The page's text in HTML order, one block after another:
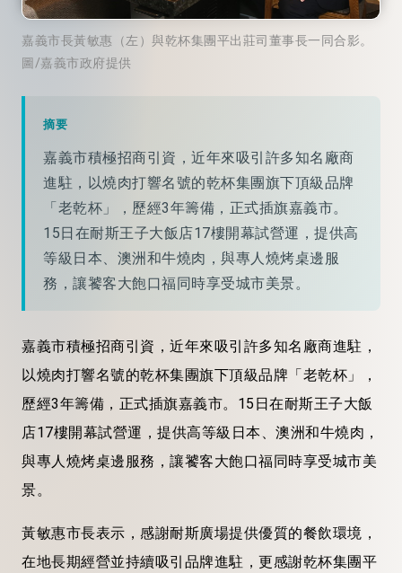
嘉義市長黃敏惠（左）與乾杯集團平出莊司董事長一同合影。
圖/嘉義市政府提供
摘要
嘉義市積極招商引資，近年來吸引許多知名廠商
進駐，以燒肉打響名號的乾杯集團旗下頂級品牌
「老乾杯」，歷經3年籌備，正式插旗嘉義市。
15日在耐斯王子大飯店17樓開幕試營運，提供高
等級日本、澳洲和牛燒肉，與專人燒烤桌邊服
務，讓饕客大飽口福同時享受城市美景。
嘉義市積極招商引資，近年來吸引許多知名廠商進駐，
以燒肉打響名號的乾杯集團旗下頂級品牌「老乾杯」，
歷經3年籌備，正式插旗嘉義市。15日在耐斯王子大飯
店17樓開幕試營運，提供高等級日本、澳洲和牛燒肉，
與專人燒烤桌邊服務，讓饕客大飽口福同時享受城市美
景。
黃敏惠市長表示，感謝耐斯廣場提供優質的餐飲環境，
在地長期經營並持續吸引品牌進駐，更感謝乾杯集團平